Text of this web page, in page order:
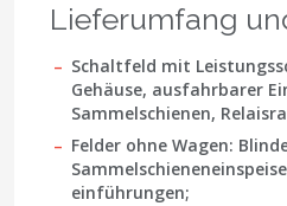
Lieferumfang
Schaltfeld mit
Gehäuse, ausfahrbarer
Sammelschienen,
Felder ohne Wagen:
einführungen;